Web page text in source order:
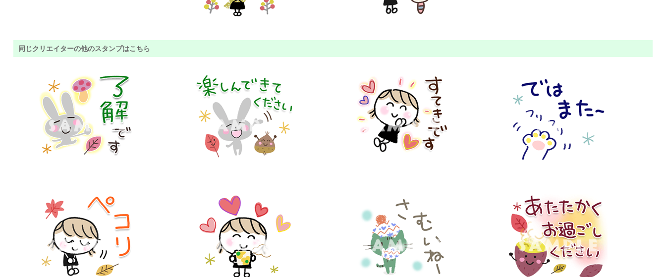
同じクリエイターの他のスタンプはこちら